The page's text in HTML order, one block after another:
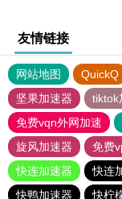
友情链接
网站地图 QuickQ
坚果加速器
tiktok
免费vqn外网加速
旋风加速器
免费
快连加速器
快连
快鸭加速器
快柠